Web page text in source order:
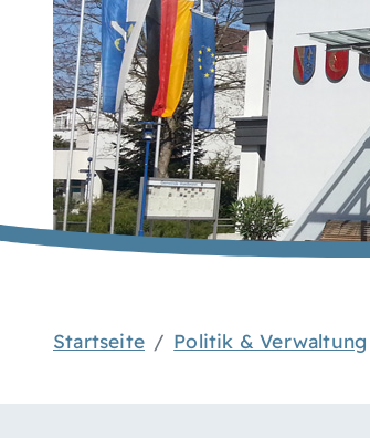
Startseite Politik & Verwaltung